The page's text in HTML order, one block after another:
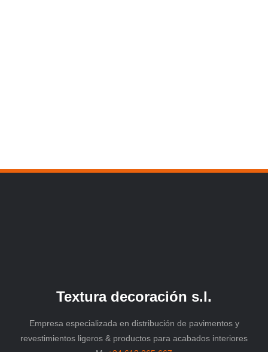
Textura decoración s.l.
Empresa especializada en distribución de pavimentos y
revestimientos ligeros & productos para acabados interiores